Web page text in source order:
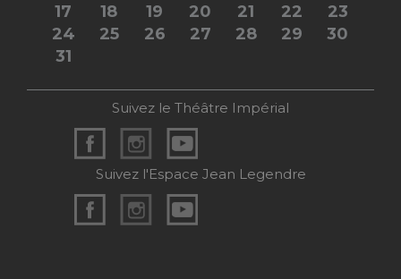
17
18 19 20 21 22
23
24
25 26 27 28 29
30
31
Suivez le Théâtre Impérial
Suivez l'Espace Jean Legendre